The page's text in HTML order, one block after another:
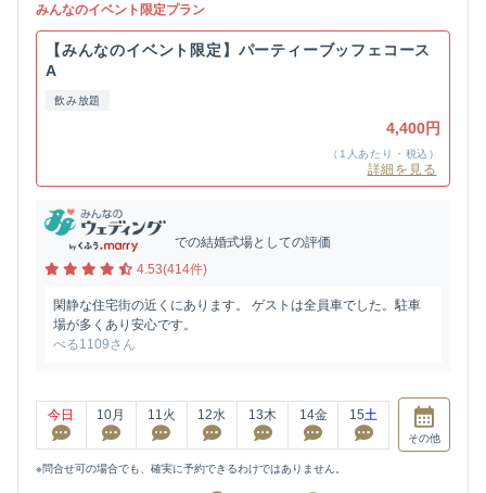
みんなのイベント限定プラン
【みんなのイベント限定】パーティーブッフェコース
A
飲み放題
4,400円
（1人あたり・税込）
詳細を見る
での結婚式場としての評価
4.53(414件)
閑静な住宅街の近くにあります。 ゲストは全員車でした。駐車
場が多くあり安心です。
べる1109さん
今日 10月 11 火 12水 13木 14金 15土
その他
※問合せ可の場合でも、確実に予約できるわけではありません。